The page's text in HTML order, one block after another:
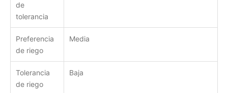
de
tolerancia
Preferencia
de riego
Media
Tolerancia
de riego
Baja